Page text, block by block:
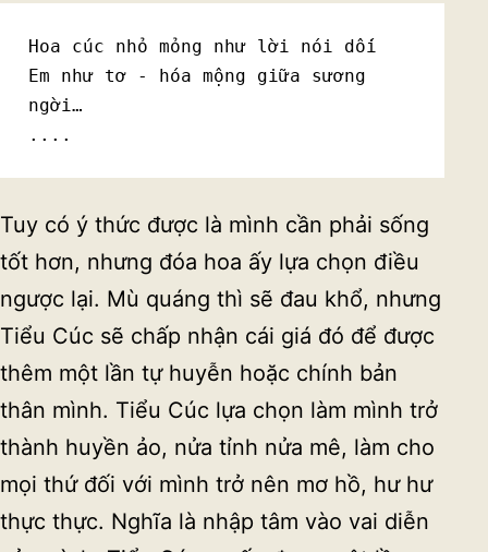
Hoa cúc nhỏ mỏng như lời nói dối
Em như tơ - hóa mộng giữa sương
ngời…
....
Tuy có ý thức được là mình cần phải sống
tốt hơn, nhưng đóa hoa ấy lựa chọn điều
ngược lại. Mù quáng thì sẽ đau khổ, nhưng
Tiểu Cúc sẽ chấp nhận cái giá đó để được
thêm một lần tự huyễn hoặc chính bản
thân mình. Tiểu Cúc lựa chọn làm mình trở
thành huyền ảo, nửa tỉnh nửa mê, làm cho
mọi thứ đối với mình trở nên mơ hồ, hư hư
thực thực. Nghĩa là nhập tâm vào vai diễn